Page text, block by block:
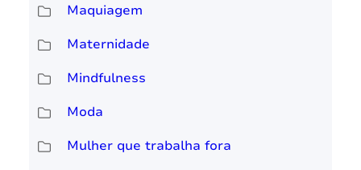
Maquiagem
Maternidade
Mindfulness
Moda
Mulher que trabalha fora